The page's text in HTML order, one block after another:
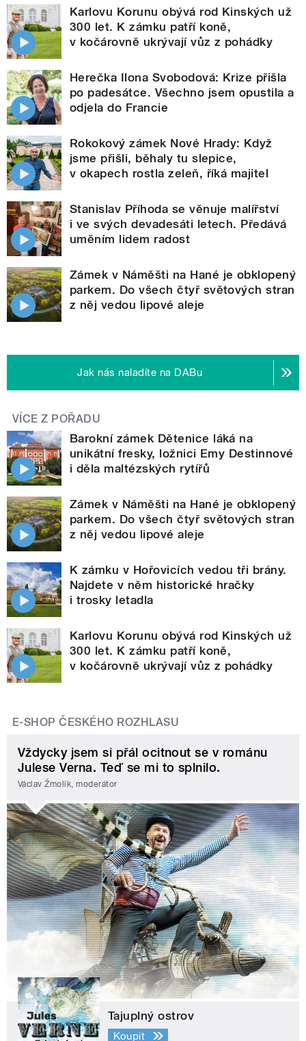
Karlovu Korunu obývá rod Kinských už
300 let. K zámku patří koně,
v kočárovně ukrývají vůz z pohádky
Herečka Ilona Svobodová: Krize přišla
po padesátce. Všechno jsem opustila a
odjela do Francie
Rokokový zámek Nové Hrady: Když
jsme přišli, běhaly tu slepice,
v okapech rostla zeleň, říká majitel
Stanislav Příhoda se věnuje malířství
i ve svých devadesáti letech. Předává
uměním lidem radost
Zámek v Náměšti na Hané je obklopený
parkem. Do všech čtyř světových stran
z něj vedou lipové aleje
Jak nás naladíte na DABu
VÍCE Z POŘADU
Barokní zámek Dětenice láká na
unikátní fresky, ložnici Emy Destinnové
i děla maltézských rytířů
Zámek v Náměšti na Hané je obklopený
parkem. Do všech čtyř světových stran
z něj vedou lipové aleje
K zámku v Hořovicích vedou tři brány.
Najdete v něm historické hračky
i trosky letadla
Karlovu Korunu obývá rod Kinských už
300 let. K zámku patří koně,
v kočárovně ukrývají vůz z pohádky
E-SHOP ČESKÉHO ROZHLASU
Vždycky jsem si přál ocitnout se v románu
Julese Verna. Teď se mi to splnilo.
Václav Žmolík, moderátor
Tajuplný ostrov
Koupit